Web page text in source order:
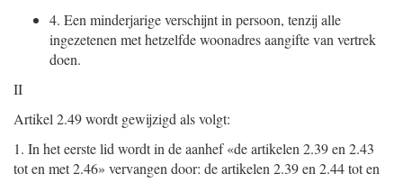
4. Een minderjarige verschijnt in persoon, tenzij alle
ingezetenen met hetzelfde woonadres aangifte van vertrek
doen.
II
Artikel 2.49 wordt gewijzigd als volgt:
1. In het eerste lid wordt in de aanhef «de artikelen 2.39 en 2.43
tot en met 2.46» vervangen door: de artikelen 2.39 en 2.44 tot en